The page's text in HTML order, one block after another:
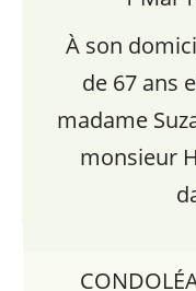
À son
de 67 ans
madame
monsieur